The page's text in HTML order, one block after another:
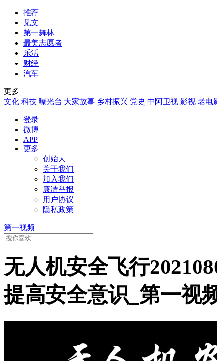
推荐
见文
第一舞林
最美志愿者
乐活
财经
汽车
更多
文化 科技 曝光台 大家故事 乡村振兴 党史 中阿卫视 影视 老电
登录
微博
APP
更多
创始人
关于我们
加入我们
廉洁举报
用户协议
隐私政策
第一视频
无人机安全飞行
提高安全意识_第一视